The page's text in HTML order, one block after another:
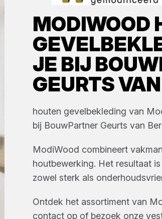
MODIWOOD
JE BIJ
GEURTS
houten gevelbekleding van
bij BouwPartner Geurts van
ModiWood combineert
houtbewerking. Het resultaat
zowel sterk als
Ontdek het assortiment van
contact op of bezoek onze